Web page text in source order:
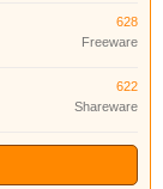
628
Freeware
622
Shareware